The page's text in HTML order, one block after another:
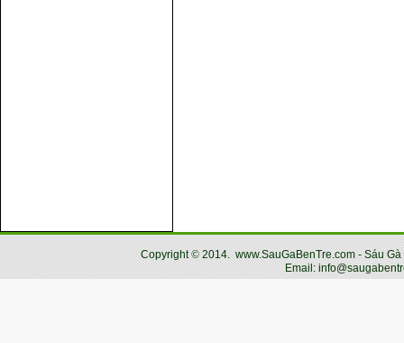
Copyright© 2014. www.SauGaBenTre.com - Sáu
Email: